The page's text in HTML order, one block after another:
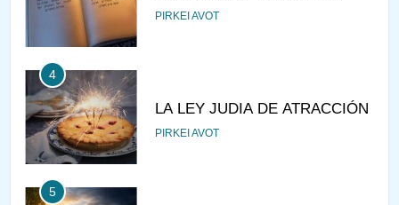
PIRKEI AVOT
4
LA LEY JUDIA DE ATRACCIÓN
PIRKEI AVOT
5